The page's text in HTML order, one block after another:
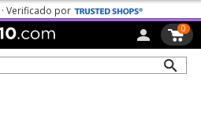
· Verificado por
0